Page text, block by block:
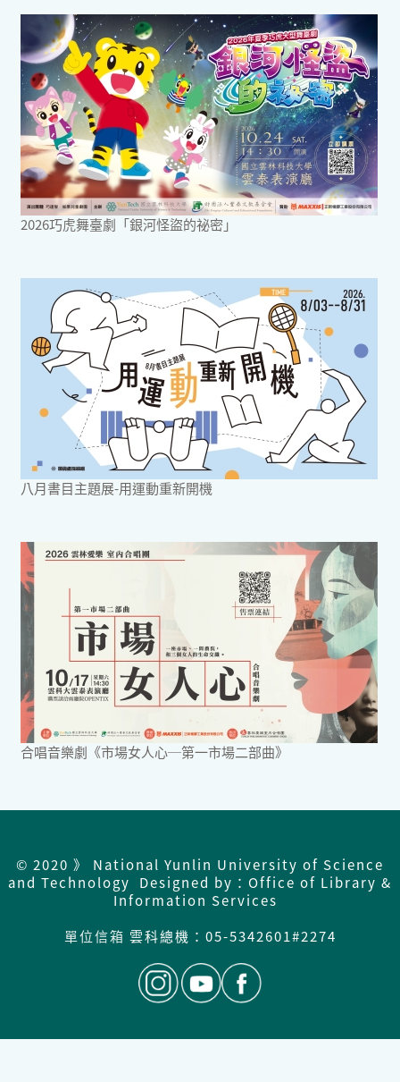
2026巧虎舞臺劇「銀河怪盜的祕密」
八月書目主題展-用運動重新開機
合唱音樂劇《市場女人心─第一市場二部曲》
© 2020 》 National Yunlin University of Science
and Technology Designed by：Office of Library &
Information Services
單位信箱 雲科總機： 05-5342601#2274